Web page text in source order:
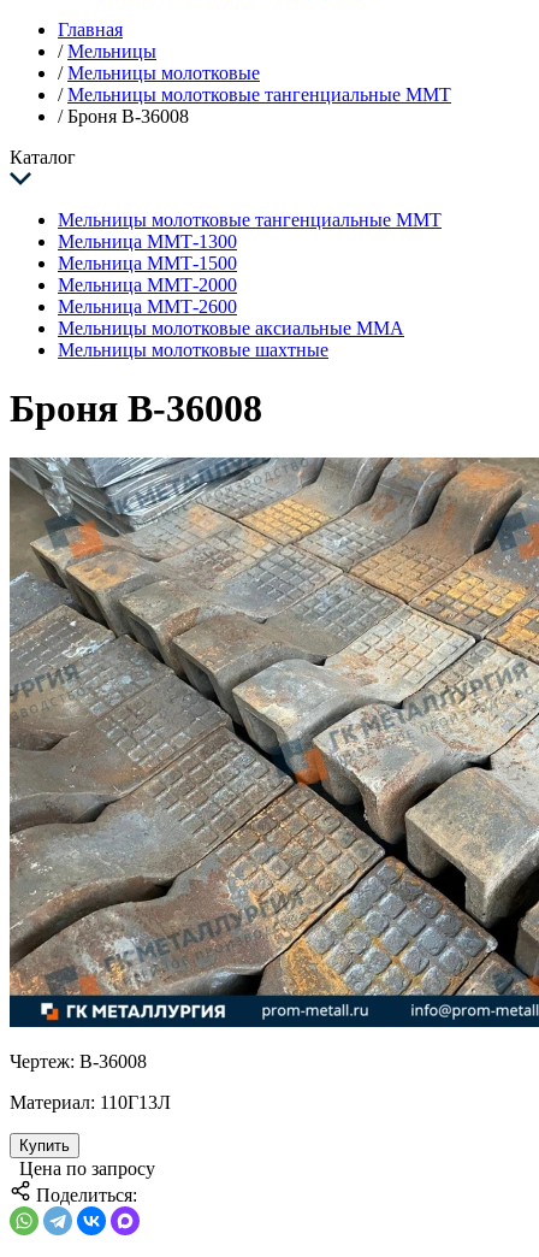
Главная
/ Мельницы
/ Мельницы молотковые
/ Мельницы молотковые тангенциальные ММТ
/ Броня В-36008
Каталог
Мельницы молотковые тангенциальные ММТ
Мельница ММТ-1300
Мельница ММТ-1500
Мельница ММТ-2000
Мельница ММТ-2600
Мельницы молотковые аксиальные ММА
Мельницы молотковые шахтные
Броня В-36008
Чертеж: В-36008
Материал: 110Г13Л
Купить
Цена по запросу
Поделиться: